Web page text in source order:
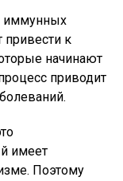
иммунных
привести к
начинают
приводит
имеет
Поэтому